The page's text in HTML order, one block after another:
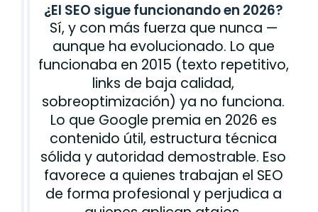
¿El SEO sigue funcionando en 2026?
Sí, y con más fuerza que nunca —
aunque ha evolucionado. Lo que
funcionaba en 2015 (texto repetitivo,
links de baja calidad,
sobreoptimización) ya no funciona.
Lo que Google premia en 2026 es
contenido útil, estructura técnica
sólida y autoridad demostrable. Eso
favorece a quienes trabajan el SEO
de forma profesional y perjudica a